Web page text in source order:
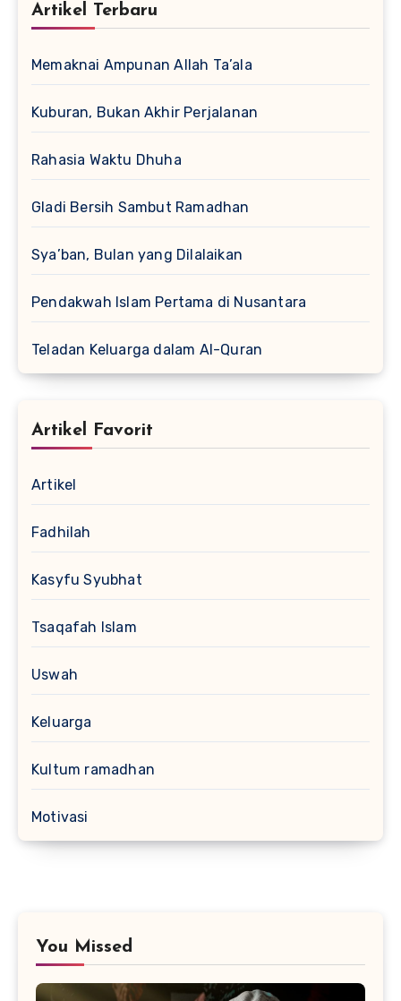
Artikel Terbaru
Memaknai Ampunan Allah Ta’ala
Kuburan, Bukan Akhir Perjalanan
Rahasia Waktu Dhuha
Gladi Bersih Sambut Ramadhan
Sya’ban, Bulan yang Dilalaikan
Pendakwah Islam Pertama di Nusantara
Teladan Keluarga dalam Al-Quran
Artikel Favorit
Artikel
Fadhilah
Kasyfu Syubhat
Tsaqafah Islam
Uswah
Keluarga
Kultum ramadhan
Motivasi
You Missed